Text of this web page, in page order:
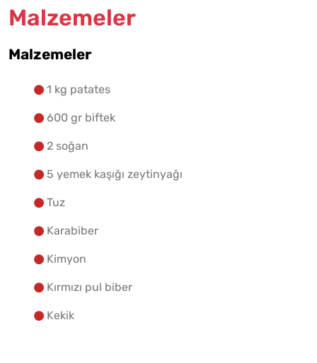
Malzemeler
Malzemeler
1 kg patates
600 gr biftek
2 soğan
5 yemek kaşığı zeytinyağı
Tuz
Karabiber
Kimyon
Kırmızı pul biber
Kekik